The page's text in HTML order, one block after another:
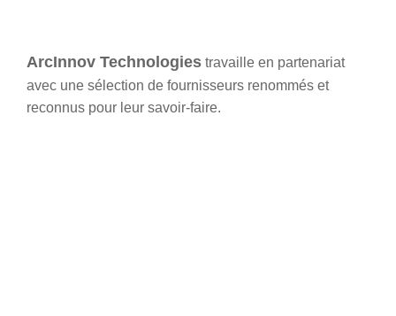
ArcInnov Technologies travaille en partenariat
avec une sélection de fournisseurs renommés et
reconnus pour leur savoir-faire.